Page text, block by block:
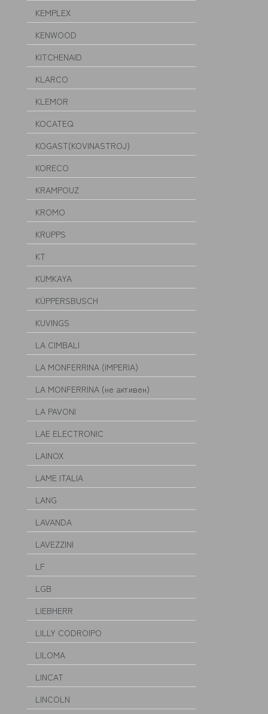
KEMPLEX
KENWOOD
KITCHENAID
KLARCO
KLEMOR
KOCATEQ
KOGAST(KOVINASTROJ)
KORECO
KRAMPOUZ
KROMO
KRUPPS
KT
KUMKAYA
KÜPPERSBUSCH
KUVINGS
LA CIMBALI
LA MONFERRINA (IMPERIA)
LA MONFERRINA (не активен)
LA PAVONI
LAE ELECTRONIC
LAINOX
LAME ITALIA
LANG
LAVANDA
LAVEZZINI
LF
LGB
LIEBHERR
LILLY CODROIPO
LILOMA
LINCAT
LINCOLN